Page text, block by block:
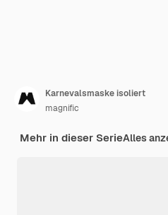
Karnevalsmaske isoliert
magnific
Mehr in dieser SerieAlles